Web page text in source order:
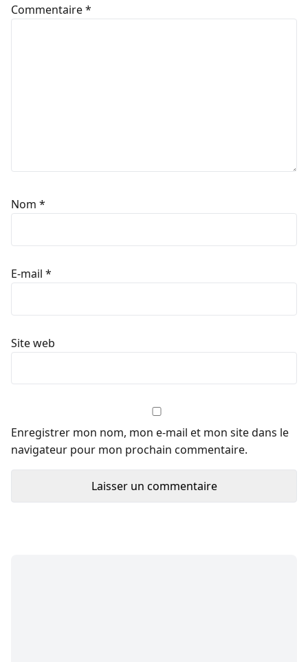
Commentaire*
Nom *
E-mail *
Site web
Enregistrer mon nom, mon e-mail et mon site dans le
navigateur pour mon prochain commentaire.